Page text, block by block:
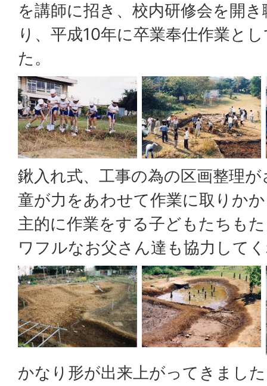
を講師に招き、校内研修会を開
り、平成10年に卒業奉仕作業と
た。
鍬入れ式、工事の為の区画整理
童が力をあわせて作業に取りか
主的に作業をする子どもたちも
ワフルなお父さん達も協力して
かなり形が出来上がってきまし